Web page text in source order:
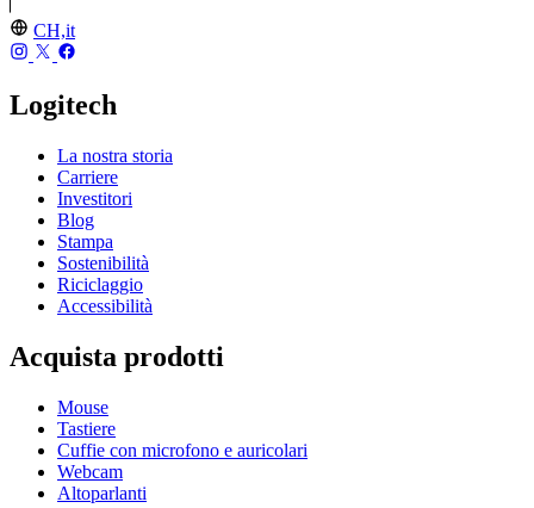
CH,it
Logitech
La nostra storia
Carriere
Investitori
Blog
Stampa
Sostenibilità
Riciclaggio
Accessibilità
Acquista prodotti
Mouse
Tastiere
Cuffie con microfono e auricolari
Webcam
Altoparlanti